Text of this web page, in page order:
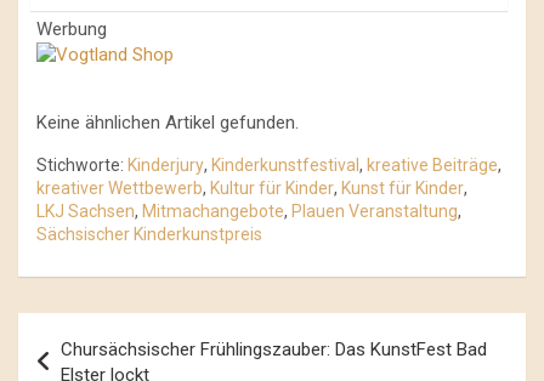
Werbung
Keine ähnlichen Artikel gefunden.
Stichworte: Kinderjury, Kinderkunstfestival , kreative Beiträge,
kreativer Wettbewerb, Kultur für Kinder, Kunst für Kinder,
LKJ Sachsen, Mitmachangebote, Plauen Veranstaltung,
Sächsischer Kinderkunstpreis
Navigation
Chursächsischer Frühlingszauber: Das KunstFest Bad
Elster lockt